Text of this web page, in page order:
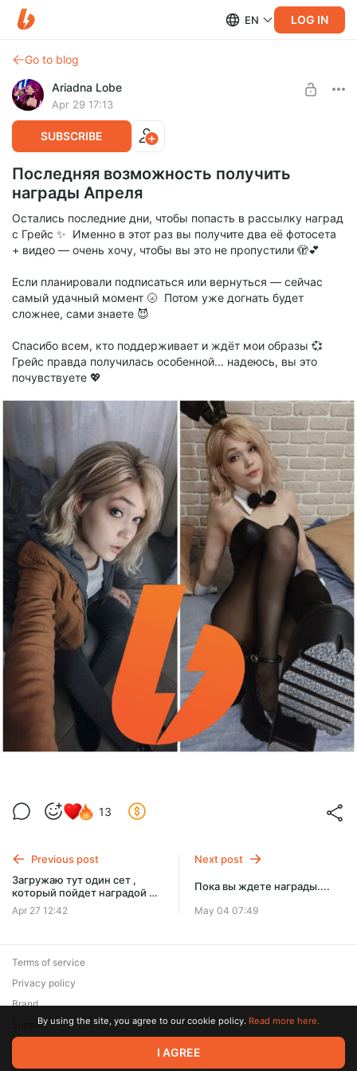
EN LOG IN
Go to blog
Ariadna Lobe
Apr 29 17:13
SUBSCRIBE
Последняя возможность получить
награды Апреля
Остались последние дни, чтобы попасть в рассылку наград
с Грейс ✨ Именно в этот раз вы получите два её фотосета
+ видео — очень хочу, чтобы вы это не пропустили 🫣💕
Если планировали подписаться или вернуться — сейчас
самый удачный момент 🌝 Потом уже догнать будет
сложнее, сами знаете 😈
Спасибо всем, кто поддерживает и ждёт мои образы 💞
Грейс правда получилась особенной… надеюсь, вы это
почувствуете 💖
13
Previous post
Загружаю тут один сет ,
который пойдет наградой за
один из прошлых месяцев
для тех, кто ждал и
Apr 27 12:42
Next post
Пока вы ждете награды....
May 04 07:49
© 2026 Zaya Solutions Limited. All rights reserved. All trademarks
are the property of their respective owners.
Terms of service
Privacy policy
Brand
SupportBy using the site, you agree to our cookie policy. Read more here.
I AGREE